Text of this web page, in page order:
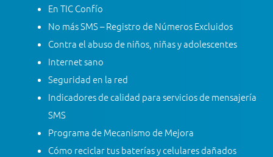
En TIC Confío
No más SMS – Registro de Números Excluidos
Contra el abuso de niños, niñas y adolescentes
Internet sano
Seguridad en la red
Indicadores de calidad para servicios de mensajería
SMS
Programa de Mecanismo de Mejora
Cómo reciclar tus baterías y celulares dañados